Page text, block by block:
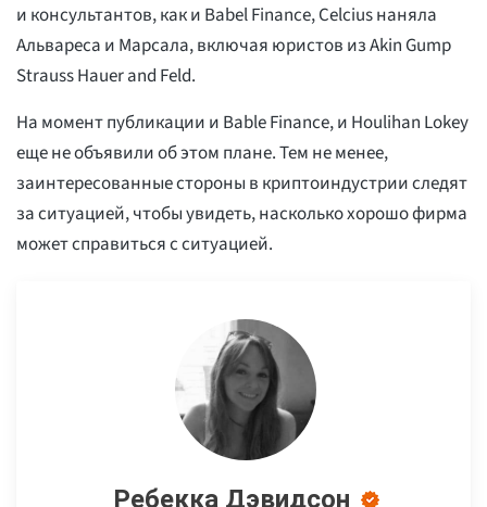
и консультантов, как и Babel Finance, Celcius наняла
Альвареса и Марсала, включая юристов из Akin Gump
Strauss Hauer and Feld.
На момент публикации и Bable Finance, и Houlihan Lokey
еще не объявили об этом плане. Тем не менее,
заинтересованные стороны в криптоиндустрии следят
за ситуацией, чтобы увидеть, насколько хорошо фирма
может справиться с ситуацией.
Ребекка Дэвидсон